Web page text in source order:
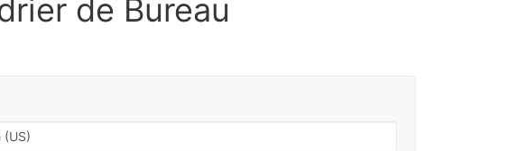
de Bureau